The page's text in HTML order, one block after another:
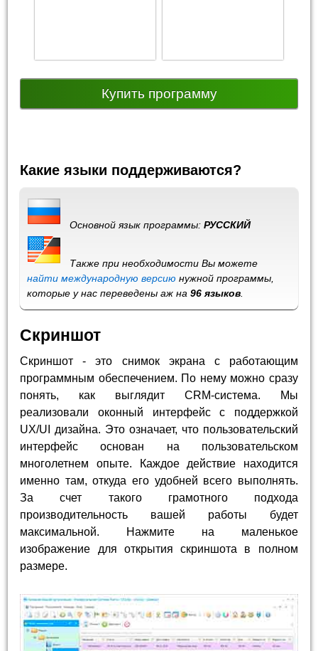
Купить программу
Какие языки поддерживаются?
Основной язык программы:РУССКИЙ
Также при необходимости Вы можете
найти международную версию нужной программы,
которые у нас переведены аж на96 языков
Скриншот
Скриншот - это снимок экрана с работающим
программным обеспечением. По нему можно сразу
понять, как выглядит CRM-система. Мы
реализовали оконный интерфейс с поддержкой
UX/UI дизайна. Это означает, что пользовательский
интерфейс основан на пользовательском
многолетнем опыте. Каждое действие находится
именно там, откуда его удобней всего выполнять.
За счет такого грамотного подхода
производительность вашей работы будет
максимальной. Нажмите на маленькое
изображение для открытия скриншота в полном
размере.